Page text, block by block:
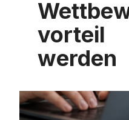
vorteil
werden